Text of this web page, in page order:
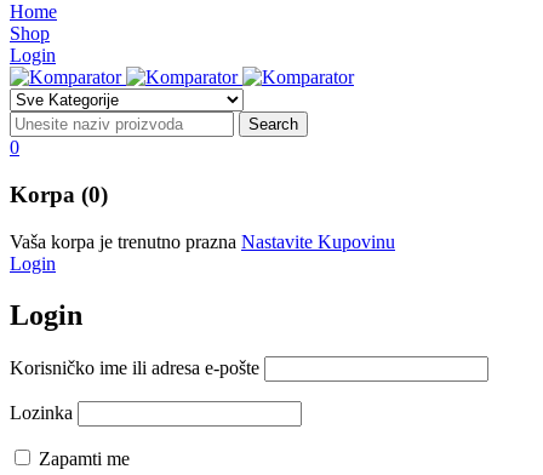
Home
Shop
Login
0
Korpa (0)
Vaša korpa je trenutno prazna Nastavite Kupovinu
Login
Login
Korisničko ime ili adresa e-pošte
Lozinka
Zapamti me